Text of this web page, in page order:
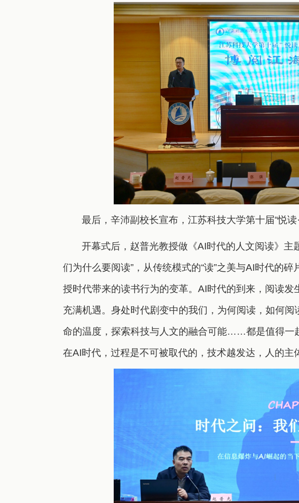
最后，辛沛副校长宣布，江苏科技大学第十届“悦读
开幕式后，赵普光教授做《AI时代的人文阅读》主
们为什么要阅读”，从传统模式的“读”之美与AI时代的碎
授时代带来的读书行为的变革。AI时代的到来，阅读
充满机遇。身处时代剧变中的我们，为何阅读，如何
命的温度，探索科技与人文的融合可能……都是值得一
在AI时代，过程是不可被取代的，技术越发达，人的主